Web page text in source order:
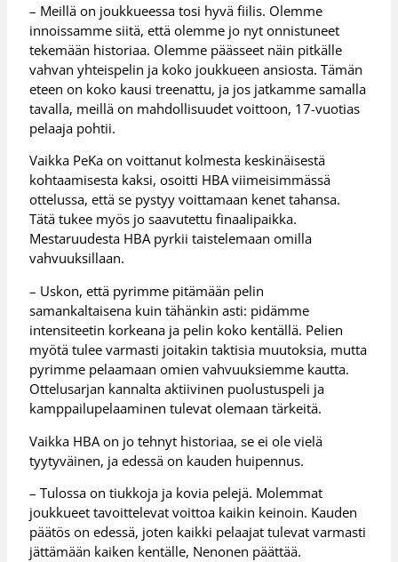
– Meillä on joukkueessa tosi hyvä fiilis. Olemme
innoissamme siitä, että olemme jo nyt onnistuneet
tekemään historiaa. Olemme päässeet näin pitkälle
vahvan yhteispelin ja koko joukkueen ansiosta. Tämän
eteen on koko kausi treenattu, ja jos jatkamme samalla
tavalla, meillä on mahdollisuudet voittoon, 17-vuotias
pelaaja pohtii.
Vaikka PeKa on voittanut kolmesta keskinäisestä
kohtaamisesta kaksi, osoitti HBA viimeisimmässä
ottelussa, että se pystyy voittamaan kenet tahansa.
Tätä tukee myös jo saavutettu finaalipaikka.
Mestaruudesta HBA pyrkii taistelemaan omilla
vahvuuksillaan.
– Uskon, että pyrimme pitämään pelin
samankaltaisena kuin tähänkin asti: pidämme
intensiteetin korkeana ja pelin koko kentällä. Pelien
myötä tulee varmasti joitakin taktisia muutoksia, mutta
pyrimme pelaamaan omien vahvuuksiemme kautta.
Ottelusarjan kannalta aktiivinen puolustuspeli ja
kamppailupelaaminen tulevat olemaan tärkeitä.
Vaikka HBA on jo tehnyt historiaa, se ei ole vielä
tyytyväinen, ja edessä on kauden huipennus.
– Tulossa on tiukkoja ja kovia pelejä. Molemmat
joukkueet tavoittelevat voittoa kaikin keinoin. Kauden
päätös on edessä, joten kaikki pelaajat tulevat varmasti
jättämään kaiken kentälle, Nenonen päättää.